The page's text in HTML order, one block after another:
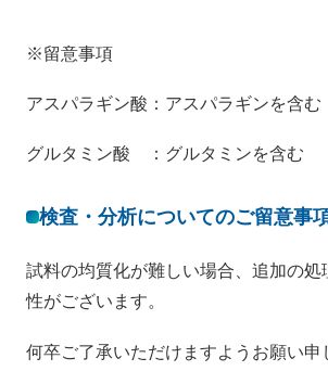
※留意事項
アスパラギン酸：アスパラギンを含む
グルタミン酸 ：グルタミンを含む
検査・分析についてのご留意事
試料の均質化が難しい場合、追加の
性がございます。
何卒ご了承いただけますようお願い申